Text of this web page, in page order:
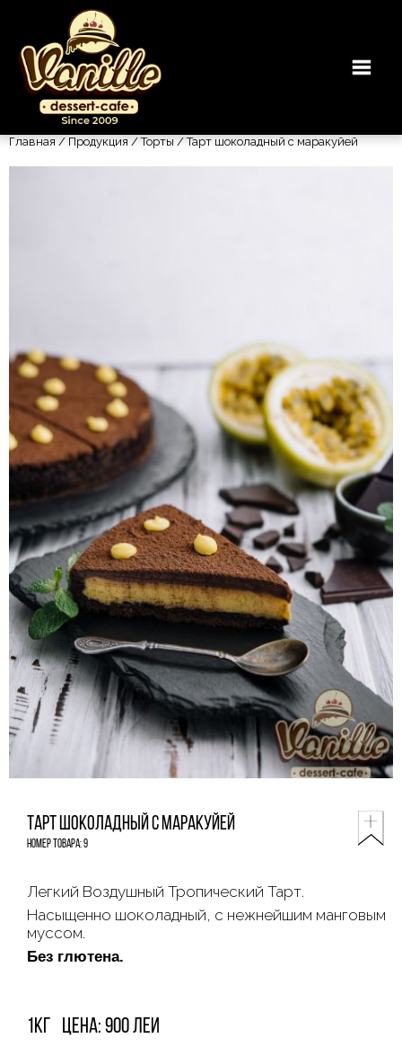
Главная/Продукция/Торты/ Тарт шоколадный с маракуйей
Тарт шоколадный с маракуйей
Номер товара: 9
Легкий Воздушный Тропический Тарт.
Насыщенно шоколадный, с нежнейшим манговым
муссом.
Без глютена.
1кг Цена: 900 леи